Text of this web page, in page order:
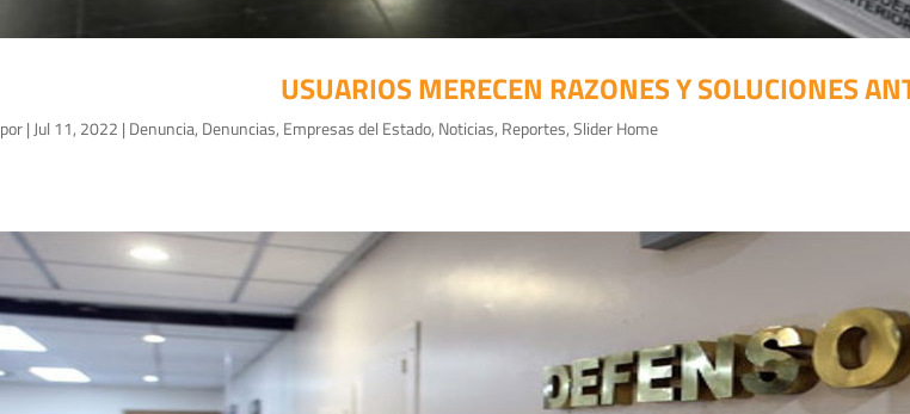
USUARIOS MERECEN RAZONES Y SOLUCIONES
por| Jul 11, 2022 | Denuncia, Denuncias, Empresas del Estado, Noticias, Reportes,Slider Home